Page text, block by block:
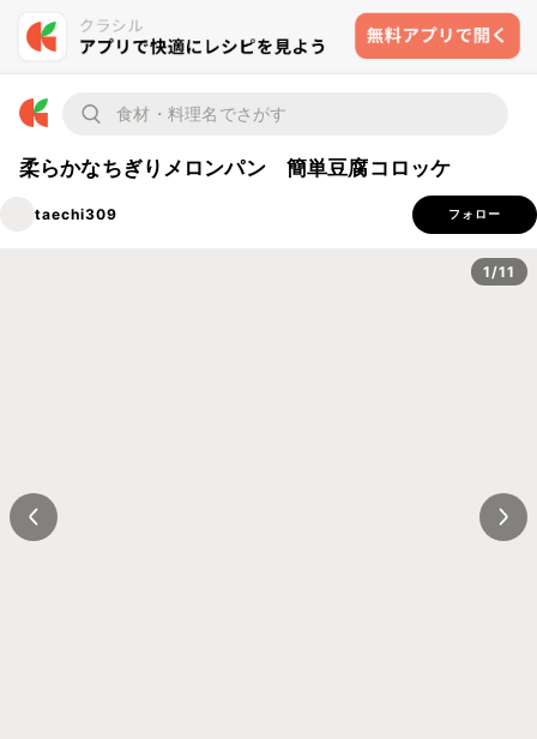
柔らかなちぎりメロンパン 簡単豆腐コロッケ
taechi309 フォロー
1/11